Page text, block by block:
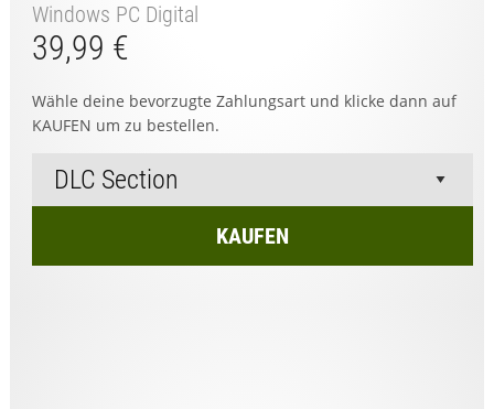
Windows PC Digital
39,99 €
Wähle deine bevorzugte Zahlungsart und klicke dann auf
KAUFEN um zu bestellen.
KAUFEN